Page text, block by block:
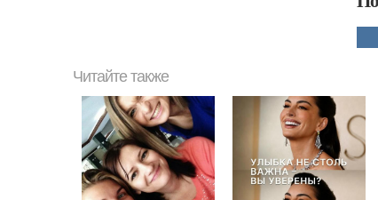
Читайте также